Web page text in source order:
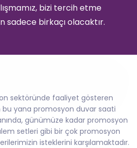
bizi tercih etme
sadece birkaçı olacaktır.
sektöründe faaliyet gösteren
bu yana promosyon duvar saati
günümüze kadar promosyon
setleri gibi bir çok promosyon
isteklerini karşılamaktadır.